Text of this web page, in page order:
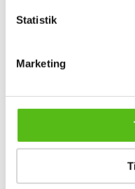
Statistik
Marketing
Aarhus
DKK inkl. salær og gebyr